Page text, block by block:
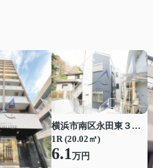
横浜市南区永田東３丁目
1R (20.02㎡)
6.1万円